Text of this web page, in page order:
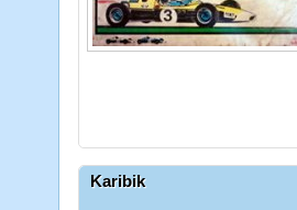
Karibik